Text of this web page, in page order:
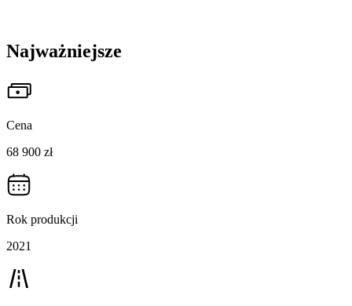
Najważniejsze
Cena
68 900 zł
Rok produkcji
2021